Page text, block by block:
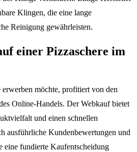
Klingen, die eine lange
Reinigung gewährleisten.
einer Pizzaschere im
erwerben möchte, profitiert von den
Online-Handels. Der Webkauf bietet
und einen schnellen
ausführliche Kundenbewertungen und
eine fundierte Kaufentscheidung